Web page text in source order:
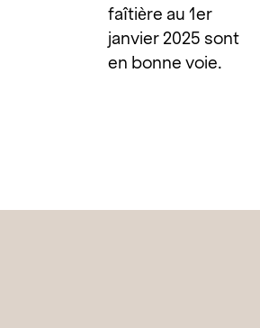
faîtière au 1er
janvier 2025 sont
en bonne voie.